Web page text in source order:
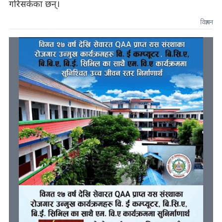
गरिसकेका छन्।
विज्ञापन